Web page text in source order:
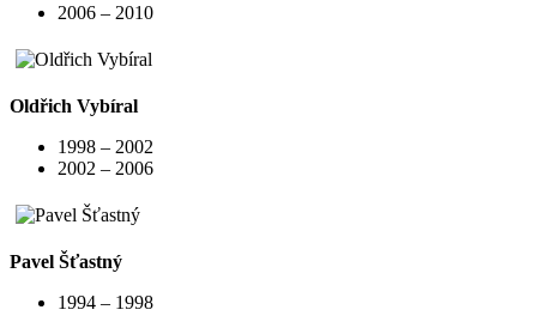
2006 – 2010
Oldřich Vybíral
1998 – 2002
2002 – 2006
Pavel Šťastný
1994 – 1998